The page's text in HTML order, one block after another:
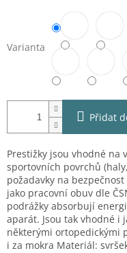
Varianta
Přidat
Prestižky jsou vhodné na
sportovních povrchů
požadavky na
jako pracovní obuv dle
podrážky absorbují
aparát. Jsou tak vhodné i
některými ortopedickými
i za mokra Materiál: